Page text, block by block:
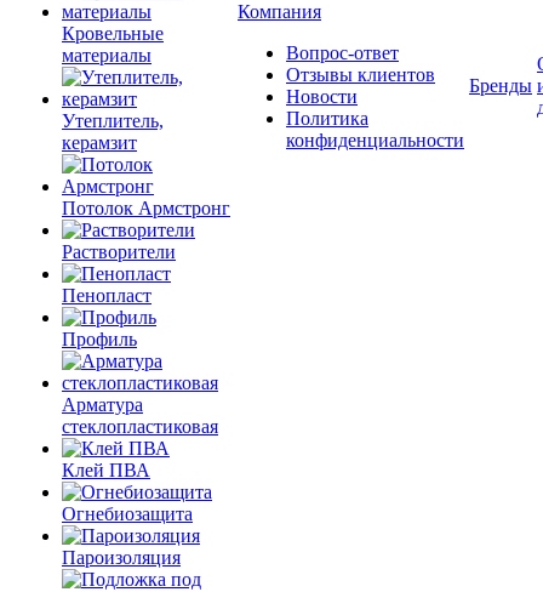
Кровельные
материалы
Утеплитель,
керамзит
Потолок Армстронг
Растворители
Пенопласт
Профиль
Арматура
стеклопластиковая
Клей ПВА
Огнебиозащита
Пароизоляция
Компания
Вопрос-ответ
Отзывы клиентов
Новости
Политика
конфиденциальности
Бренды